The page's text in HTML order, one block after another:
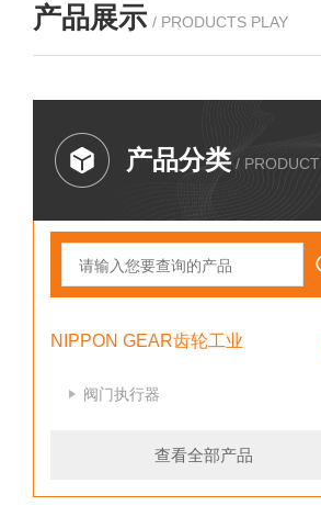
产品展示 / PRODUCTS PLAY
产品分类 / PRODUCT
NIPPON GEAR齿轮工业
阀门执行器
查看全部产品